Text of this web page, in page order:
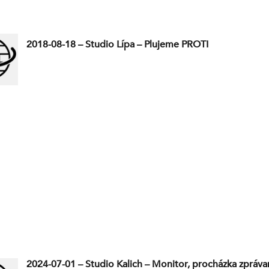
2018-08-18 – Studio Lípa – Plujeme PROTI
2024-07-01 – Studio Kalich – Monitor, procházka